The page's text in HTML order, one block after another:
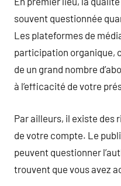
souvent questionnée
Les plateformes de
participation organique,
de un grand nombre
à l’efficacité de votre
Par ailleurs, il existe des
de votre compte. Le
peuvent questionner
trouvent que vous avez